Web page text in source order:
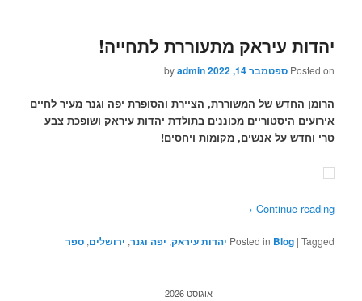
יהדות עיראק מתעוררת לתחייה!‎
Posted onספטמבר 14, 2022 byadmin
הרומן החדש של המשוררת, הציירת והסופרת יפה וגנר מעיר לחיים
אירועים היסטוריים מכוננים בתולדת יהדות עיראק ושופכת צבע
טרי וחדש על אנשים, מקומות ויחסים!
Continue reading
→
Posted inBlog |Tagged יהדות עיראק,יפה וגנר,ירושלים,ספר
אוגוסט 2026